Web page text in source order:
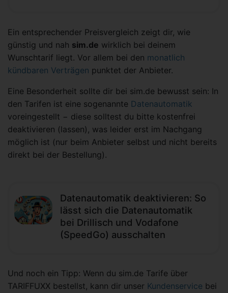
Ein entsprechender Preisvergleich zeigt dir, wie
günstig und nah sim.de wirklich bei deinem
Wunschtarif liegt. Vor allem bei den monatlich
kündbaren Verträgen punktet der Anbieter.
Eine Besonderheit sollte dir bei sim.de bewusst sein: In
den Tarifen ist eine sogenannte Datenautomatik
voreingestellt − diese solltest du bitte kostenfrei
deaktivieren (lassen), was leider erst im Nachgang
möglich ist (nur beim Anbieter selbst und nicht bereits
direkt bei der Bestellung).
Datenautomatik deaktivieren: So
lässt sich die Datenautomatik
bei Drillisch und Vodafone
(SpeedGo) ausschalten
Und noch ein Tipp: Wenn du sim.de Tarife über
TARIFFUXX bestellst, kann dir unser Kundenservice bei